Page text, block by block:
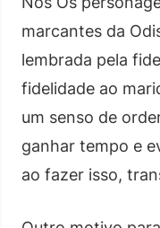
marcantes da
lembrada pela
fidelidade ao
um senso de
ganhar tempo e
ao fazer isso,